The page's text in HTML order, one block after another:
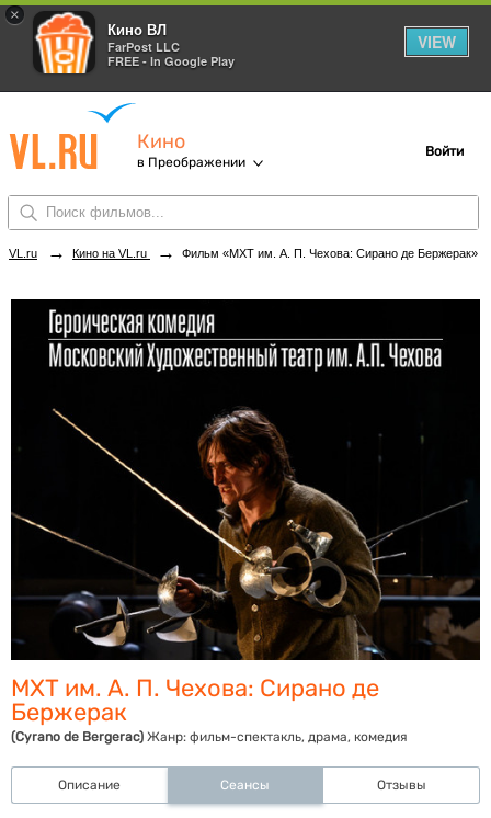
×
Кино ВЛ
FarPost LLC
FREE - In Google Play
VIEW
Кино
в Преображении
Войти
VL.ru → Кино на VL.ru → Фильм «МХТ им. А. П. Чехова: Сирано де Бержерак» в кинотеатрах Преображения. Купить билеты!
МХТ им. А. П. Чехова: Сирано де
Бержерак
(Cyrano de Bergerac) Жанр: фильм-спектакль, драма, комедия
Описание Сеансы Отзывы